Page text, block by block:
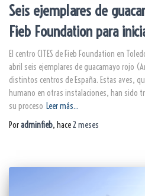
Seis ejemplares de
Fieb Foundation para
El centro CITES de Fieb Foundation en
abril seis ejemplares de guacamayo rojo
distintos centros de España. Estas aves,
humano en otras instalaciones, han sido
su proceso Leer más…
Poradminfieb, hace2 meses